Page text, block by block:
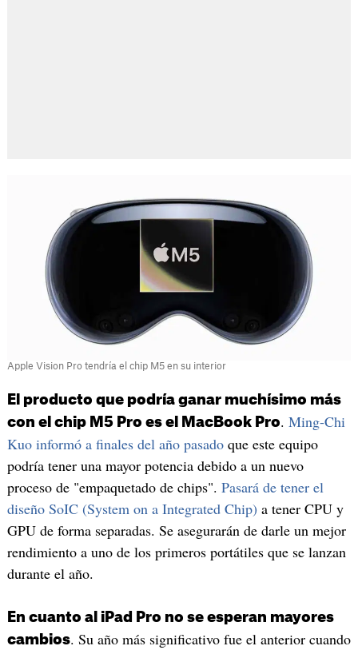
Apple Vision Pro tendría el chip M5 en su interior
El producto que podría ganar muchísimo más
con el chip M5 Pro es el MacBook Pro. Ming-Chi
Kuo informó a finales del año pasadoque este equipo
podría tener una mayor potencia debido a un nuevo
proceso de "empaquetado de chips". Pasará de tener el
diseño SoIC (System on a Integrated Chip) a tener CPU y
GPU de forma separadas. Se asegurarán de darle un mejor
rendimiento a uno de los primeros portátiles que se lanzan
durante el año.
En cuanto al iPad Pro no se esperan mayores
cambios. Su año más significativo fue el anterior cuando